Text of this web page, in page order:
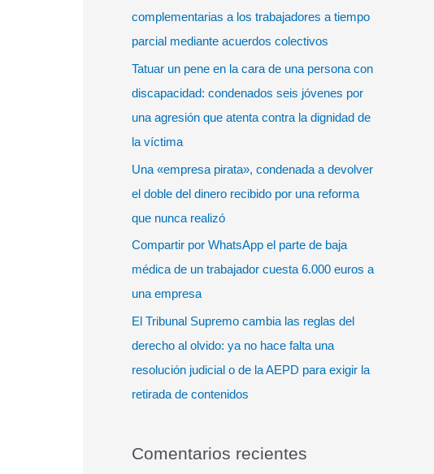
complementarias a los trabajadores a tiempo
parcial mediante acuerdos colectivos
Tatuar un pene en la cara de una persona con
discapacidad: condenados seis jóvenes por
una agresión que atenta contra la dignidad de
la víctima
Una «empresa pirata», condenada a devolver
el doble del dinero recibido por una reforma
que nunca realizó
Compartir por WhatsApp el parte de baja
médica de un trabajador cuesta 6.000 euros a
una empresa
El Tribunal Supremo cambia las reglas del
derecho al olvido: ya no hace falta una
resolución judicial o de la AEPD para exigir la
retirada de contenidos
Comentarios recientes